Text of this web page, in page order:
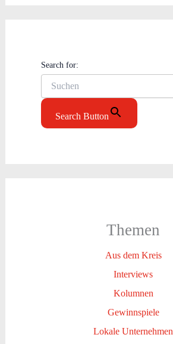
Search for:
Search Button
Themen
Aus dem Kreis
Interviews
Kolumnen
Gewinnspiele
Lokale Unternehmen